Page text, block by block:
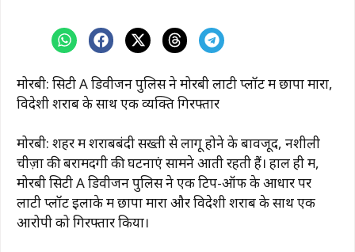
मोरबी: सिटी A डिवीजन पुलिस ने मोरबी लाटी प्लॉट में छापा मारा,
विदेशी शराब के साथ एक व्यक्ति गिरफ्तार
मोरबी: शहर में शराबबंदी सख्ती से लागू होने के बावजूद, नशीली
चीज़ों की बरामदगी की घटनाएं सामने आती रहती हैं। हाल ही में,
मोरबी सिटी A डिवीजन पुलिस ने एक टिप-ऑफ के आधार पर
लाटी प्लॉट इलाके में छापा मारा और विदेशी शराब के साथ एक
आरोपी को गिरफ्तार किया।